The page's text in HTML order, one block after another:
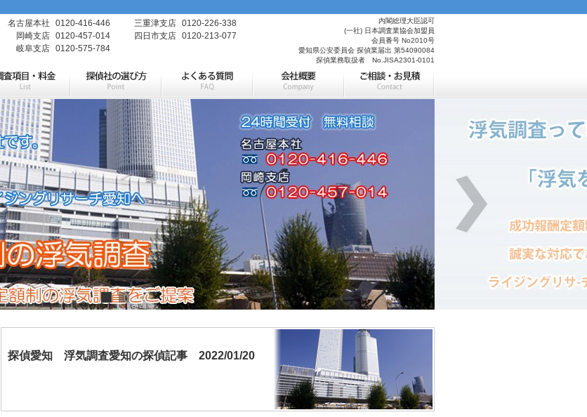
名古屋本社 0120-416-446 三重津支店 0120-226-338
岡崎支店 0120-457-014 四日市支店 0120-213-077
岐阜支店 0120-575-784
内閣総理大臣認可
(一社) 日本調査業協会加盟員
会員番号 No2010号
愛知県公安委員会 探偵業届出 第54090084
探偵業務取扱者 No.JISA2301-0101
探偵愛知 浮気調査愛知の探偵記事 2022/01/20